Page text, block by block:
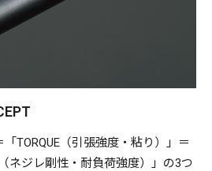
り）」をバランシング。
は、「RIGIDITY（ねじれ剛性と負
イオリティを置いて設計。
の分割シャフトがそれぞれに特化
合理的なロッドパフォーマンスを
、1ピースロッド生産時に重複して
「TORQUE（引張強度・粘り）」＝
（ネジレ剛性・耐負荷強度）」の3つ